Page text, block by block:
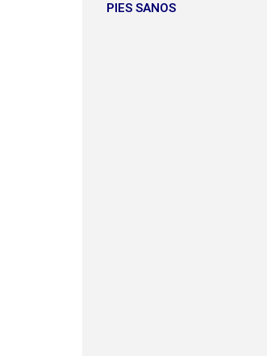
PIES SANOS